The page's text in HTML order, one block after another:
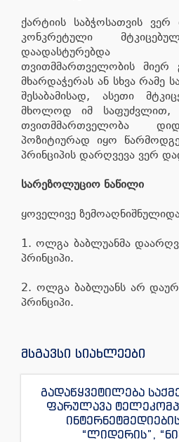
ქარტიის საბჭოსათვის
კონკრეტული
დაადასტურებდა
თვითმმართველობის მიერ
მხარდაჭერას ან სხვა რამე
შესაბამისად, ასეთი
მხოლოდ იმ საფუძვლით,
თვითმმართველობა
პოზიტიურად იყო
პრინციპის დარღვევა ვერ
სარეზოლუციო ნაწილი
ყოველივე
1. ოლგა ბაბლუანმა
პრინციპი.
2. ოლგა ბაბლუანს არ
პრინციპი.
მსგავსი სიახლეები
გადაწყვეტილება
ფარულავა
“ლიდერის”,